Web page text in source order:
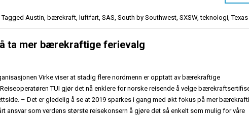
Tagged Austin, bærekraft, luftfart, SAS, South by Southwest, SXSW,teknologi,Texas
ta mer bærekraftige ferievalg
Virke viser at stadig flere nordmenn er opptatt av bærekraftige
TUI gjør det nå enklere for norske reisende å velge
– Det er gledelig å se at 2019 sparkes i gang med økt fokus på mer
ansvar som verdens største reisekonsern å gjøre det så enkelt som mulig for våre